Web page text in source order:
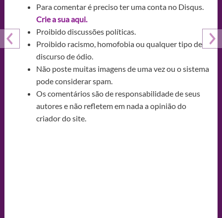
Para comentar é preciso ter uma conta no Disqus.
Crie a sua aqui.
Proibido discussões políticas.
Proibido racismo, homofobia ou qualquer tipo de
discurso de ódio.
Não poste muitas imagens de uma vez ou o sistema
pode considerar spam.
Os comentários são de responsabilidade de seus
autores e não refletem em nada a opinião do
criador do site.